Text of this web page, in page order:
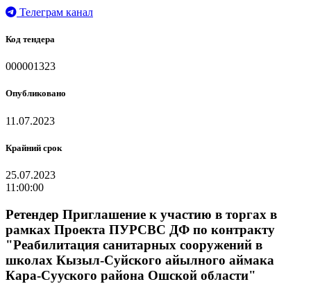
Телеграм канал
Код тендера
000001323
Опубликовано
11.07.2023
Крайний срок
25.07.2023
11:00:00
Ретендер Приглашение к участию в торгах в
рамках Проекта ПУРСВС ДФ по контракту
"Реабилитация санитарных сооружений в
школах Кызыл-Суйского айылного аймака
Кара-Сууского района Ошской области"